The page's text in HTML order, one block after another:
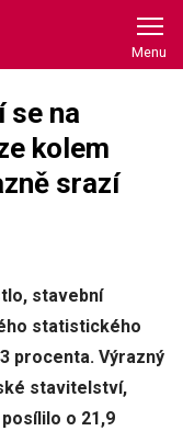
se na
kolem
srazí
stavební
statistického
procenta. Výrazný
stavitelství,
o 21,9